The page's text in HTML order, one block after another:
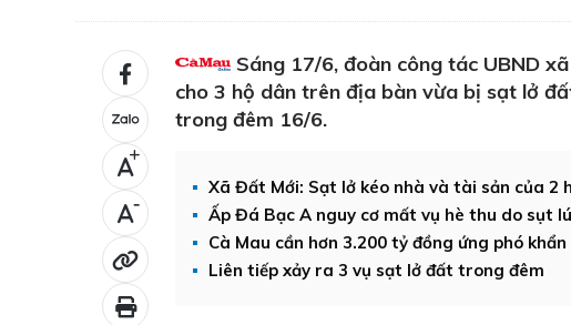
+
-
Sáng 17/6, đoàn công tác UBND
cho 3 hộ dân trên địa bàn vừa bị sạt lở
trong đêm 16/6.
Xã Đất Mới: Sạt lở kéo nhà và tài sản của 2
Ấp Đá Bạc A nguy cơ mất vụ hè thu do sụt
Cà Mau cần hơn 3.200 tỷ đồng ứng phó
Liên tiếp xảy ra 3 vụ sạt lở đất trong đêm